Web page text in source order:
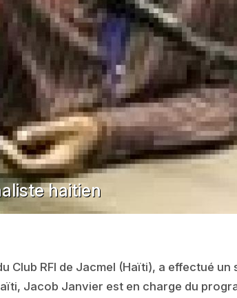
haitien
Club RFI de Jacmel (Haïti), a effectué un
Jacob Janvier est en charge du